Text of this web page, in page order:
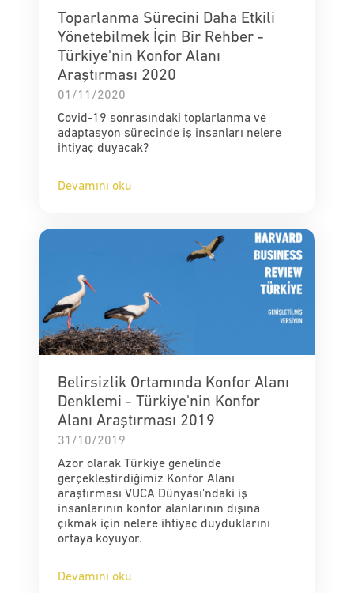
Toparlanma Sürecini Daha Etkili
Yönetebilmek İçin Bir Rehber -
Türkiye'nin Konfor Alanı
Araştırması 2020
01/11/2020
Covid-19 sonrasındaki toplarlanma ve
adaptasyon sürecinde iş insanları nelere
ihtiyaç duyacak?
Devamını oku
Belirsizlik Ortamında Konfor Alanı
Denklemi - Türkiye'nin Konfor
Alanı Araştırması 2019
31/10/2019
Azor olarak Türkiye genelinde
gerçekleştirdiğimiz Konfor Alanı
araştırması VUCA Dünyası'ndaki iş
insanlarının konfor alanlarının dışına
çıkmak için nelere ihtiyaç duyduklarını
ortaya koyuyor.
Devamını oku